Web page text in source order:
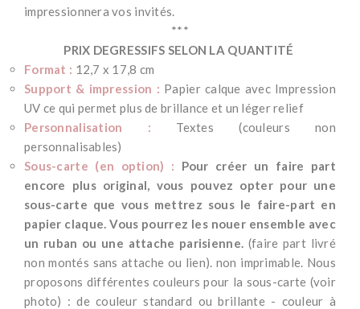
impressionnera vos invités.
***
PRIX DEGRESSIFS SELON LA QUANTITÉ
Format : 12,7 x 17,8 cm
Support & impression : Papier calque avec Impression
UV ce qui permet plus de brillance et un léger relief
Personnalisation : Textes (couleurs non
personnalisables)
Sous-carte (en option) :
Pour créer un faire part
encore plus original, vous pouvez opter pour une
sous-carte que vous mettrez sous le faire-part en
papier claque. Vous pourrez les nouer ensemble avec
un ruban ou une attache parisienne. (faire part livré
non montés sans attache ou lien). non imprimable. Nous
proposons différentes couleurs pour la sous-carte (voir
photo) : de couleur standard ou brillante - couleur à